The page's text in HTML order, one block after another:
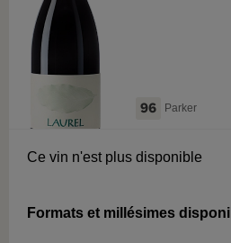
96 Parker
Ce vin n'est plus disponible
Formats et millésimes